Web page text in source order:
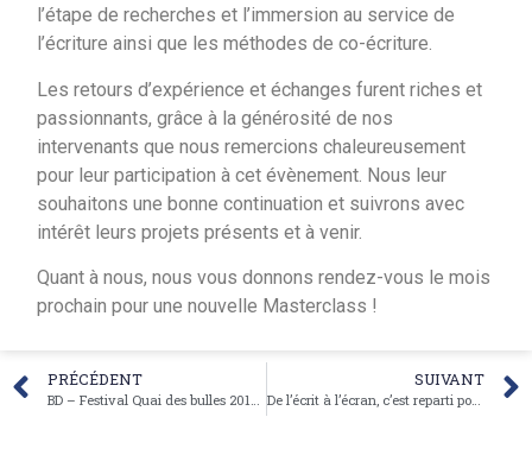
l’étape de recherches et l’immersion au service de
l’écriture ainsi que les méthodes de co-écriture.
Les retours d’expérience et échanges furent riches et
passionnants, grâce à la générosité de nos
intervenants que nous remercions chaleureusement
pour leur participation à cet évènement. Nous leur
souhaitons une bonne continuation et suivrons avec
intérêt leurs projets présents et à venir.
Quant à nous, nous vous donnons rendez-vous le mois
prochain pour une nouvelle Masterclass !
PRÉCÉDENT SUIVANT
De l’écrit à l’écran, c’est reparti pour une 7éme édition